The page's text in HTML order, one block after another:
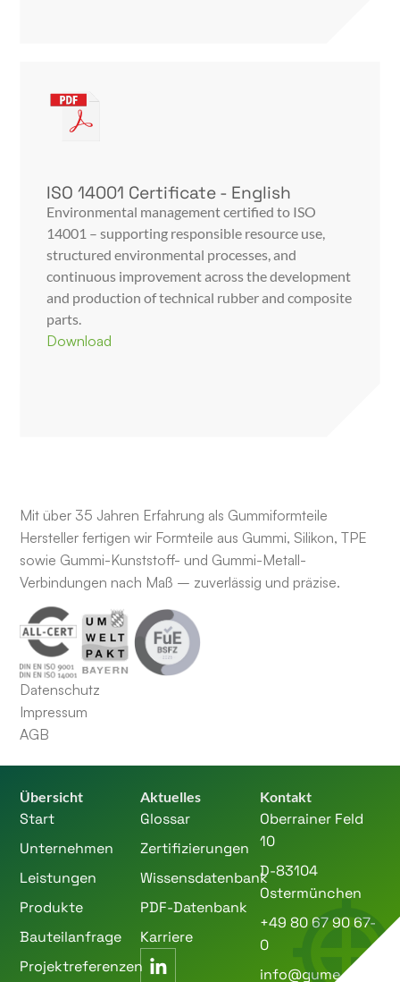
ISO 14001 Certificate - English
Environmental management certified to ISO
14001 – supporting responsible resource use,
structured environmental processes, and
continuous improvement across the development
and production of technical rubber and composite
parts.
Download
Mit über 35 Jahren Erfahrung als Gummiformteile
Hersteller fertigen wir Formteile aus Gummi, Silikon, TPE
sowie Gummi-Kunststoff- und Gummi-Metall-
Verbindungen nach Maß – zuverlässig und präzise.
Datenschutz
Impressum
AGB
Übersicht
Start
Unternehmen
Leistungen
Produkte
Bauteilanfrage
Projektreferenzen
Aktuelles
Glossar
Zertifizierungen
Wissensdatenbank
PDF-Datenbank
Karriere
Kontakt
Oberrainer Feld
10
D-83104
Ostermünchen
+49 80 67 90 67-
0
info@gume.de